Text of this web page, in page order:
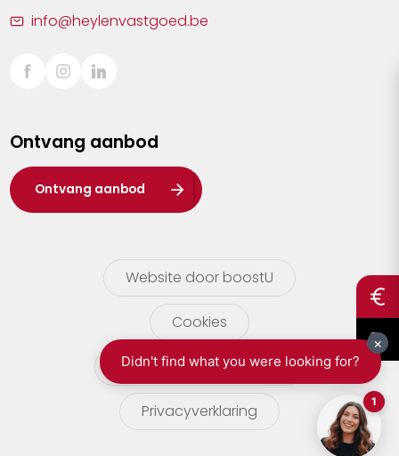
Sint-Truiden
Waasland
Wuustwezel
Zoersel
info@heylenvastgoed.be
Ontvang aanbod
Ontvang aanbod
Website door boostU
Cookies
gebruikersvoorwaarden
Privacyverklaring